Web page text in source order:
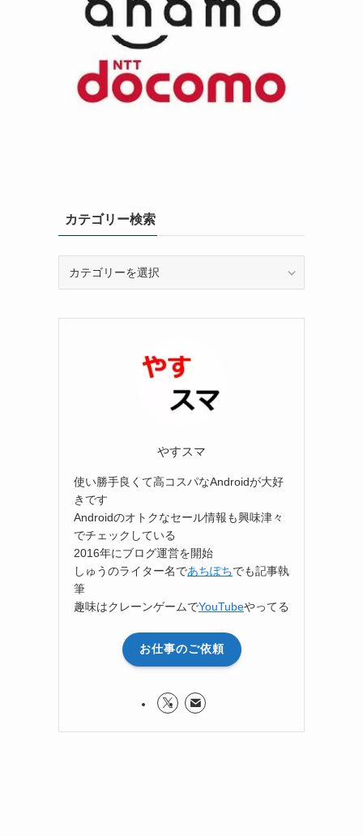
カテゴリー検索
リ
やすスマ
使い勝手良くて高コスパなAndroidが大好
きです
Androidのオトクなセール情報も興味津々
でチェックしている
2016年にブログ運営を開始
しゅうのライター名であちぽちでも記事執
筆
趣味はクレーンゲームでYouTubeやってる
お仕事のご依頼